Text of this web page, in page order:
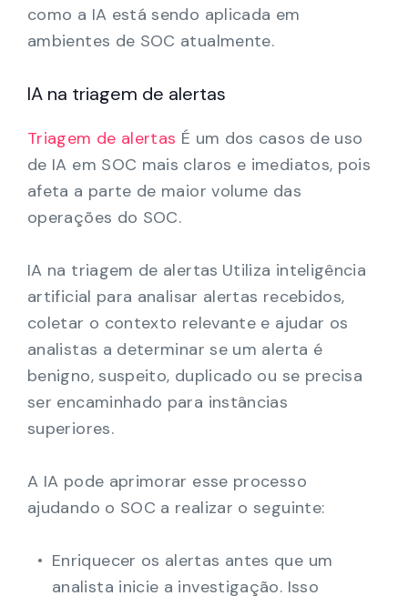
como a IA está sendo aplicada em
ambientes de SOC atualmente.
IA na triagem de alertas
Triagem de alertas É um dos casos de uso
de IA em SOC mais claros e imediatos, pois
afeta a parte de maior volume das
operações do SOC.
IA na triagem de alertas Utiliza inteligência
artificial para analisar alertas recebidos,
coletar o contexto relevante e ajudar os
analistas a determinar se um alerta é
benigno, suspeito, duplicado ou se precisa
ser encaminhado para instâncias
superiores.
A IA pode aprimorar esse processo
ajudando o SOC a realizar o seguinte:
Enriquecer os alertas antes que um
analista inicie a investigação. Isso